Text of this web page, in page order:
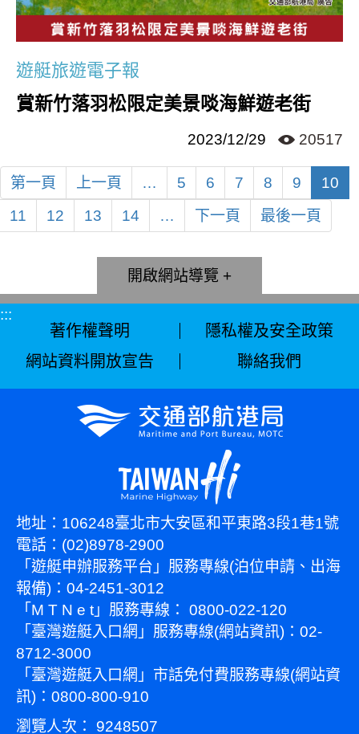
遊艇旅遊電子報
賞新竹落羽松限定美景啖海鮮遊老街
2023/12/29 20517
第一頁 … 5 6 7 8 9
10
11
12 13 14 … 最後一頁
網站導覽
:::
著作權聲明
隱私權及安全政策
網站資料開放宣告
聯絡我們
地址：106248臺北市大安區和平東路3段1巷1號
電話：(02)8978-2900
「遊艇申辦服務平台」服務專線(泊位申請、出海
報備)：04-2451-3012
「M T N e t」服務專線： 0800-022-120
「臺灣遊艇入口網」服務專線(網站資訊)：02-
8712-3000
「臺灣遊艇入口網」市話免付費服務專線(網站資
訊)：0800-800-910
瀏覽人次：
9248507